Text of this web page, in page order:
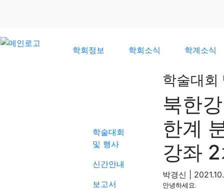
학회정보 학회소식 학계소식
학술대회
및 행사
신간안내
보고서
학술대회
북한
한계
강좌
박경신
안녕하세요.